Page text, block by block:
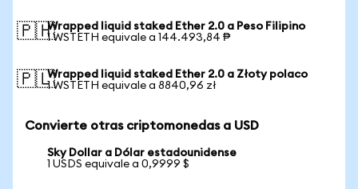
🇵🇭Wrapped liquid staked Ether 2.0 a Peso Filipino
1 WSTETH equivale a 144.493,84 ₱
🇵🇱Wrapped liquid staked Ether 2.0 a Złoty polaco
1 WSTETH equivale a 8840,96 zł
Convierte otras criptomonedas a USD
Sky Dollar a Dólar estadounidense
1 USDS equivale a 0,9999 $